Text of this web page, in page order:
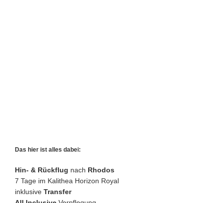
Das hier ist alles dabei:
Hin- & Rückflug nach Rhodos
7 Tage im Kalithea Horizon Royal
inklusive Transfer